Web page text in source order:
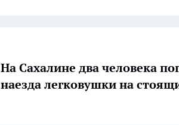
На Сахалине два человека
наезда легковушки на